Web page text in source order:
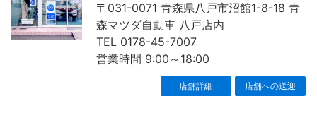
〒031-0071 青森県八戸市沼館1-8-18 青
森マツダ自動車 八戸店内
TEL 0178-45-7007
営業時間 9:00～18:00
店舗詳細 店舗への送迎